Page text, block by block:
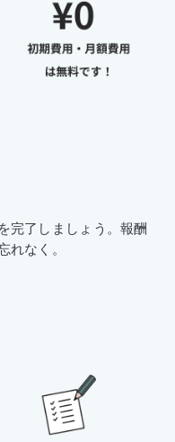
完了しましょう。報酬
れなく。